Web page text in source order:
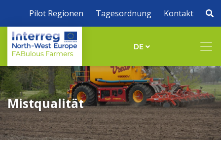
Pilot Regionen Tagesordnung Kontakt
DE
Mistqualität